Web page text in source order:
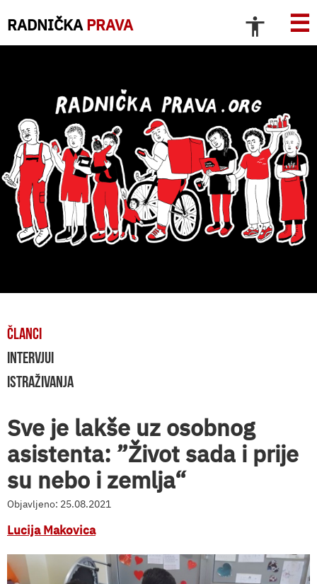
RADNIČKA PRAVA ☰
ČLANCI
INTERVJUI
ISTRAŽIVANJA
Sve je lakše uz osobnog
asistenta: ”Život sada i prije
su nebo i zemlja“
Objavljeno: 25.08.2021
Lucija Makovica